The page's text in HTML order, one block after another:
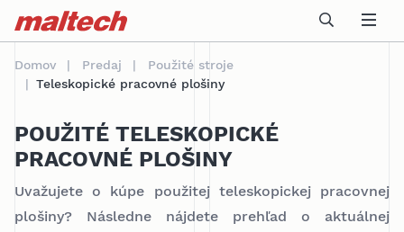
sr.skip-to.main-content
sr.skip-to.table-of-contents
sr.skip-to.main-navigation
Table Of Content
PREDAJ INÝCH POUŽITÝCH STROJOV
Domov Predaj
Použité stroje
Teleskopické pracovné plošiny
POUŽITÉ TELESKOPICKÉ
PRACOVNÉ PLOŠINY
Uvažujete o kúpe použitej teleskopickej pracovnej
plošiny? Následne nájdete prehľad o aktuálnej